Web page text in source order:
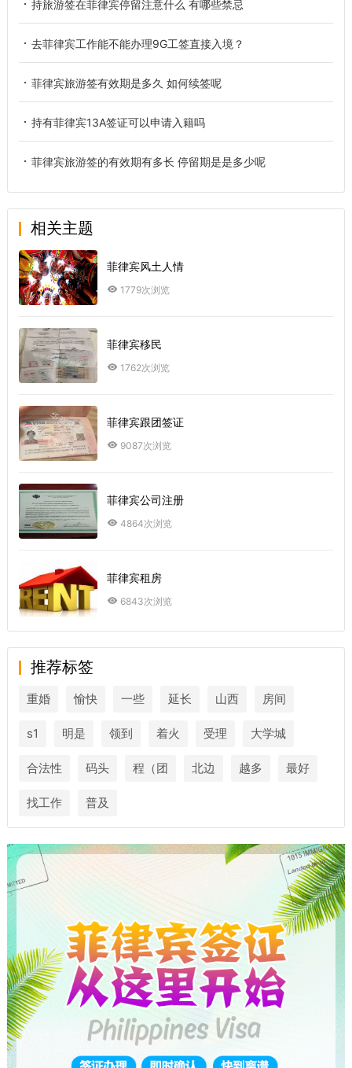
持旅游签在菲律宾停留注意什么 有哪些禁忌
去菲律宾工作能不能办理9G工签直接入境？
菲律宾旅游签有效期是多久 如何续签呢
持有菲律宾13A签证可以申请入籍吗
菲律宾旅游签的有效期有多长 停留期是是多少呢
相关主题
菲律宾风土人情
1779次浏览
菲律宾移民
1762次浏览
菲律宾跟团签证
9087次浏览
菲律宾公司注册
4864次浏览
菲律宾租房
6843次浏览
推荐标签
重婚 愉快 一些 延长 山西 房间
s1 明是 领到 着火 受理 大学城
合法性 码头 程（团 北边 越多 最好
找工作 普及